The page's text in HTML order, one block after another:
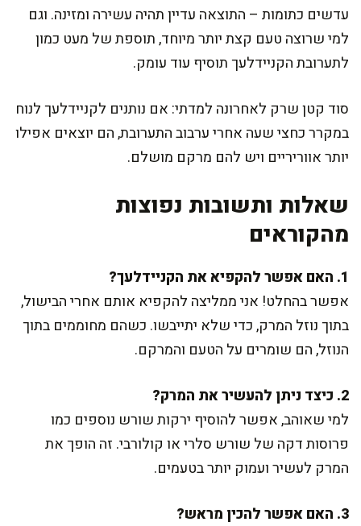
עדשים כתומות – התוצאה עדיין תהיה עשירה ומזינה. וגם
למי שרוצה טעם קצת יותר מיוחד, תוספת של מעט כמון
לתערובת הקניידלעך תוסיף עוד עומק.
סוד קטן שרק לאחרונה למדתי: אם נותנים לקניידלעך לנוח
במקרר כחצי שעה אחרי ערבוב התערובת, הם יוצאים אפילו
יותר אווריריים ויש להם מרקם מושלם.
שאלות ותשובות נפוצות
מהקוראים
1. האם אפשר להקפיא את הקניידלעך?
אפשר בהחלט! אני ממליצה להקפיא אותם אחרי הבישול,
בתוך נוזל המרק, כדי שלא יתייבשו. כשהם מחוממים בתוך
הנוזל, הם שומרים על הטעם והמרקם.
2. כיצד ניתן להעשיר את המרק?
למי שאוהב, אפשר להוסיף ירקות שורש נוספים כמו
פרוסות דקה של שורש סלרי או קולורבי. זה הופך את
המרק לעשיר ועמוק יותר בטעמים.
3. האם אפשר להכין מראש?